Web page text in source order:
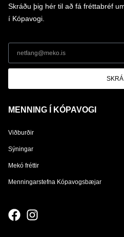
Skráðu þig hér til að fá fréttabréf
í Kópavogi.
SKRÁ
MENNING Í KÓPAVOGI
Viðburðir
Sýningar
Mekó fréttir
Menningarstefna Kópavogsbæjar